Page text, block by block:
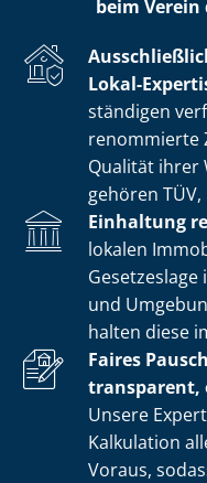
beim
Lokal-
stän­di­gen
renommierte
Qualität ihrer
gehören TÜV,
Einhaltung
lokalen
und
halten diese
Faires
transparent,
Unsere
Kalkulation
Voraus,